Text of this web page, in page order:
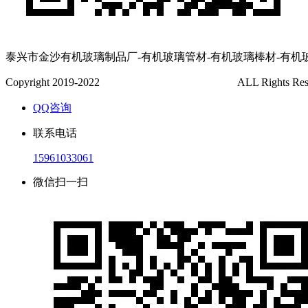
泰兴市金沙有机玻璃制品厂-有机玻璃管材-有机玻璃棒材-有机
Copyright 2019-2022 ALL Rights
QQ咨询
联系电话
15961033061
微信扫一扫